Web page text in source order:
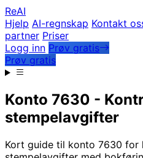
ReAI
Hjelp AI-regnskap Kontakt
partner Priser
Logg inn Prøv gratis
Prøv gratis
Konto 7630 -
stempelavgifter
Kort guide til konto 7630